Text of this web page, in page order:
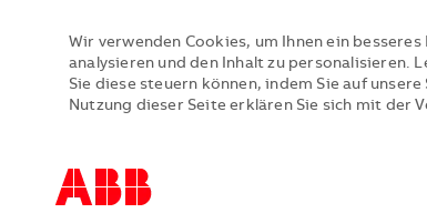
Wir verwenden Cookies, um Ihnen ein
analysieren und den Inhalt zu personalisieren.
Sie diese steuern können, indem Sie auf
Nutzung dieser Seite erklären Sie sich mit der